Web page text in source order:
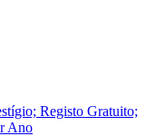
Registo Gratuito;
Ano